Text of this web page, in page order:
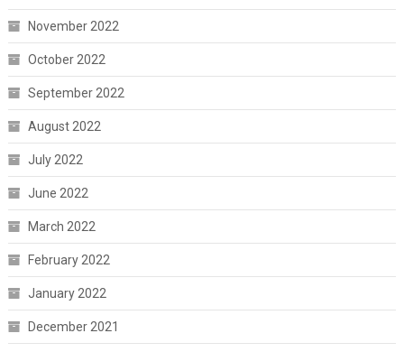
November 2022
October 2022
September 2022
August 2022
July 2022
June 2022
March 2022
February 2022
January 2022
December 2021